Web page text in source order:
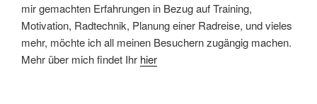
mir gemachten Erfahrungen in Bezug auf Training,
Motivation, Radtechnik, Planung einer Radreise, und vieles
mehr, möchte ich all meinen Besuchern zugängig machen.
Mehr über mich findet Ihr hier